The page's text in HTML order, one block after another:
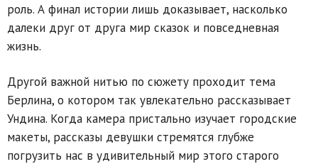
роль. А финал истории лишь доказывает, насколько
далеки друг от друга мир сказок и повседневная
жизнь.
Другой важной нитью по сюжету проходит тема
Берлина, о котором так увлекательно рассказывает
Ундина. Когда камера пристально изучает городские
макеты, рассказы девушки стремятся глубже
погрузить нас в удивительный мир этого старого